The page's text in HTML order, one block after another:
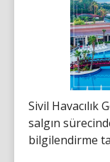
Sivil Havacılık
salgın
bilgilendirme